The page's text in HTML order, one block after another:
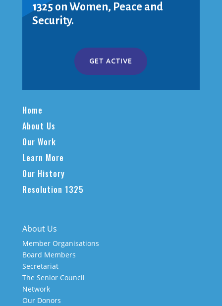
1325 on Women, Peace and
Security.
GET ACTIVE
Home
About Us
Our Work
Learn More
Our History
Resolution 1325
About Us
Member Organisations
Board Members
Secretariat
The Senior Council
Network
Our Donors